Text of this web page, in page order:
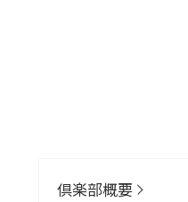
倶楽部概要